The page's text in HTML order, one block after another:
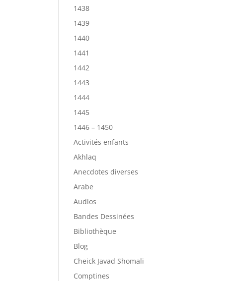
1438
1439
1440
1441
1442
1443
1444
1445
1446 – 1450
Activités enfants
Akhlaq
Anecdotes diverses
Arabe
Audios
Bandes Dessinées
Bibliothèque
Blog
Cheick Javad Shomali
Comptines